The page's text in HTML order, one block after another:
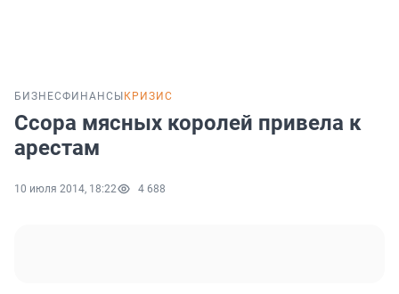
БИЗНЕСФИНАНСЫ КРИЗИС
Ссора мясных королей привела к
арестам
10 июля 2014, 18:22 4 688